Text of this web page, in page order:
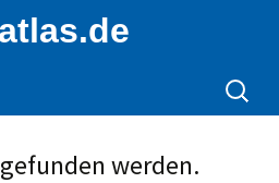
Suche
nach:
werden.